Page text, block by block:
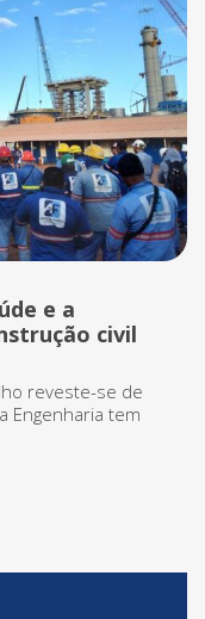
e a
civil
reveste-se de
Engenharia tem